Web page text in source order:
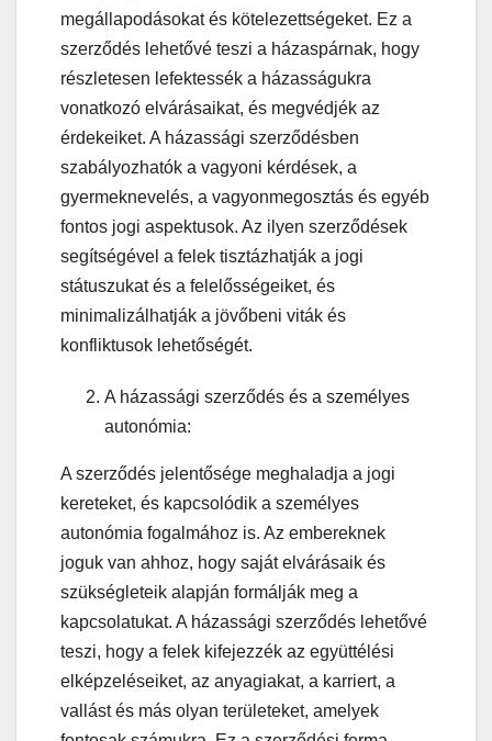
megállapodásokat és kötelezettségeket. Ez a
szerződés lehetővé teszi a házaspárnak, hogy
részletesen lefektessék a házasságukra
vonatkozó elvárásaikat, és megvédjék az
érdekeiket. A házassági szerződésben
szabályozhatók a vagyoni kérdések, a
gyermeknevelés, a vagyonmegosztás és egyéb
fontos jogi aspektusok. Az ilyen szerződések
segítségével a felek tisztázhatják a jogi
státuszukat és a felelősségeiket, és
minimalizálhatják a jövőbeni viták és
konfliktusok lehetőségét.
A házassági szerződés és a személyes
autonómia:
A szerződés jelentősége meghaladja a jogi
kereteket, és kapcsolódik a személyes
autonómia fogalmához is. Az embereknek
joguk van ahhoz, hogy saját elvárásaik és
szükségleteik alapján formálják meg a
kapcsolatukat. A házassági szerződés lehetővé
teszi, hogy a felek kifejezzék az együttélési
elképzeléseiket, az anyagiakat, a karriert, a
vallást és más olyan területeket, amelyek